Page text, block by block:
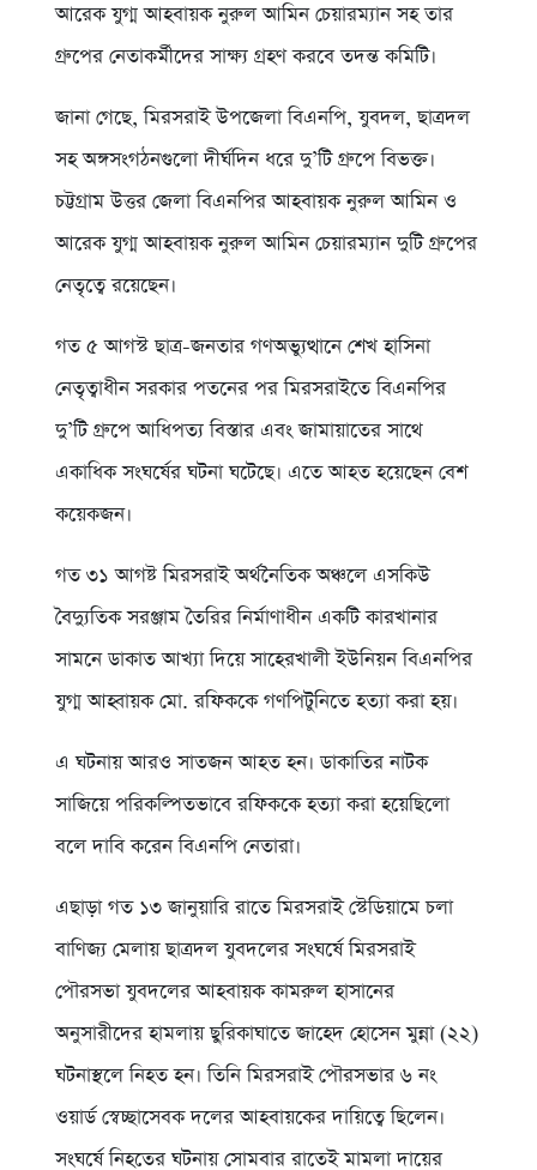
আরেক যুগ্ম আহবায়ক নুরুল আমিন চেয়ারম্যান সহ তার
গ্রুপের নেতাকর্মীদের সাক্ষ্য গ্রহণ করবে তদন্ত কমিটি।
জানা গেছে, মিরসরাই উপজেলা বিএনপি, যুবদল, ছাত্রদল
সহ অঙ্গসংগঠনগুলো দীর্ঘদিন ধরে দু’টি গ্রুপে বিভক্ত।
চট্টগ্রাম উত্তর জেলা বিএনপির আহবায়ক নুরুল আমিন ও
আরেক যুগ্ম আহবায়ক নুরুল আমিন চেয়ারম্যান দুটি গ্রুপের
নেতৃত্বে রয়েছেন।
গত ৫ আগস্ট ছাত্র-জনতার গণঅভ্যুত্থানে শেখ হাসিনা
নেতৃত্বাধীন সরকার পতনের পর মিরসরাইতে বিএনপির
দু’টি গ্রুপে আধিপত্য বিস্তার এবং জামায়াতের সাথে
একাধিক সংঘর্ষের ঘটনা ঘটেছে। এতে আহত হয়েছেন বেশ
কয়েকজন।
গত ৩১ আগষ্ট মিরসরাই অর্থনৈতিক অঞ্চলে এসকিউ
বৈদ্যুতিক সরঞ্জাম তৈরির নির্মাণাধীন একটি কারখানার
সামনে ডাকাত আখ্যা দিয়ে সাহেরখালী ইউনিয়ন বিএনপির
যুগ্ম আহ্বায়ক মো. রফিককে গণপিটুনিতে হত্যা করা হয়।
এ ঘটনায় আরও সাতজন আহত হন। ডাকাতির নাটক
সাজিয়ে পরিকল্পিতভাবে রফিককে হত্যা করা হয়েছিলো
বলে দাবি করেন বিএনপি নেতারা।
এছাড়া গত ১৩ জানুয়ারি রাতে মিরসরাই স্টেডিয়ামে চলা
বাণিজ্য মেলায় ছাত্রদল যুবদলের সংঘর্ষে মিরসরাই
পৌরসভা যুবদলের আহবায়ক কামরুল হাসানের
অনুসারীদের হামলায় ছুরিকাঘাতে জাহেদ হোসেন মুন্না (২২)
ঘটনাস্থলে নিহত হন। তিনি মিরসরাই পৌরসভার ৬ নং
ওয়ার্ড স্বেচ্ছাসেবক দলের আহবায়কের দায়িত্বে ছিলেন।
সংঘর্ষে নিহতের ঘটনায় সোমবার রাতেই মামলা দায়ের